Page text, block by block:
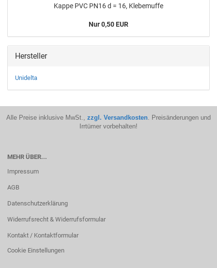
Kappe PVC PN16 d = 16, Kle­be­muf­fe
Nur 0,50 EUR
Hersteller
Unidelta
Alle Preise inklusive MwSt., zzgl. Versandkosten. Preisänderungen und
Irrtümer vorbehalten!
MEHR ÜBER...
Impressum
AGB
Datenschutzerklärung
Widerrufsrecht & Widerrufsformular
Kontakt / Kontaktformular
Cookie Einstellungen